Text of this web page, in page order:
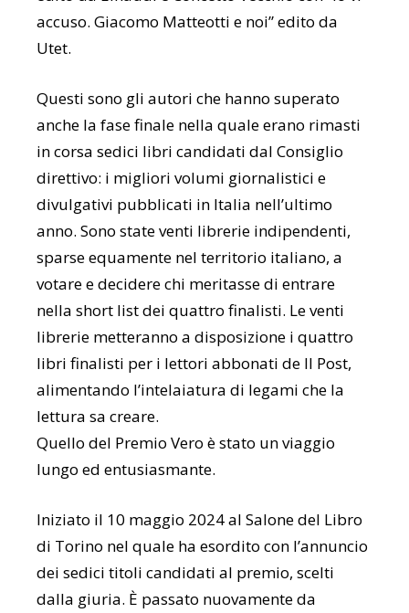
accuso. Giacomo Matteotti e noi” edito da
Utet.
Questi sono gli autori che hanno superato
anche la fase finale nella quale erano rimasti
in corsa sedici libri candidati dal Consiglio
direttivo: i migliori volumi giornalistici e
divulgativi pubblicati in Italia nell’ultimo
anno. Sono state venti librerie indipendenti,
sparse equamente nel territorio italiano, a
votare e decidere chi meritasse di entrare
nella short list dei quattro finalisti. Le venti
librerie metteranno a disposizione i quattro
libri finalisti per i lettori abbonati de Il Post,
alimentando l’intelaiatura di legami che la
lettura sa creare.
Quello del Premio Vero è stato un viaggio
lungo ed entusiasmante.
Iniziato il 10 maggio 2024 al Salone del Libro
di Torino nel quale ha esordito con l’annuncio
dei sedici titoli candidati al premio, scelti
dalla giuria. È passato nuovamente da